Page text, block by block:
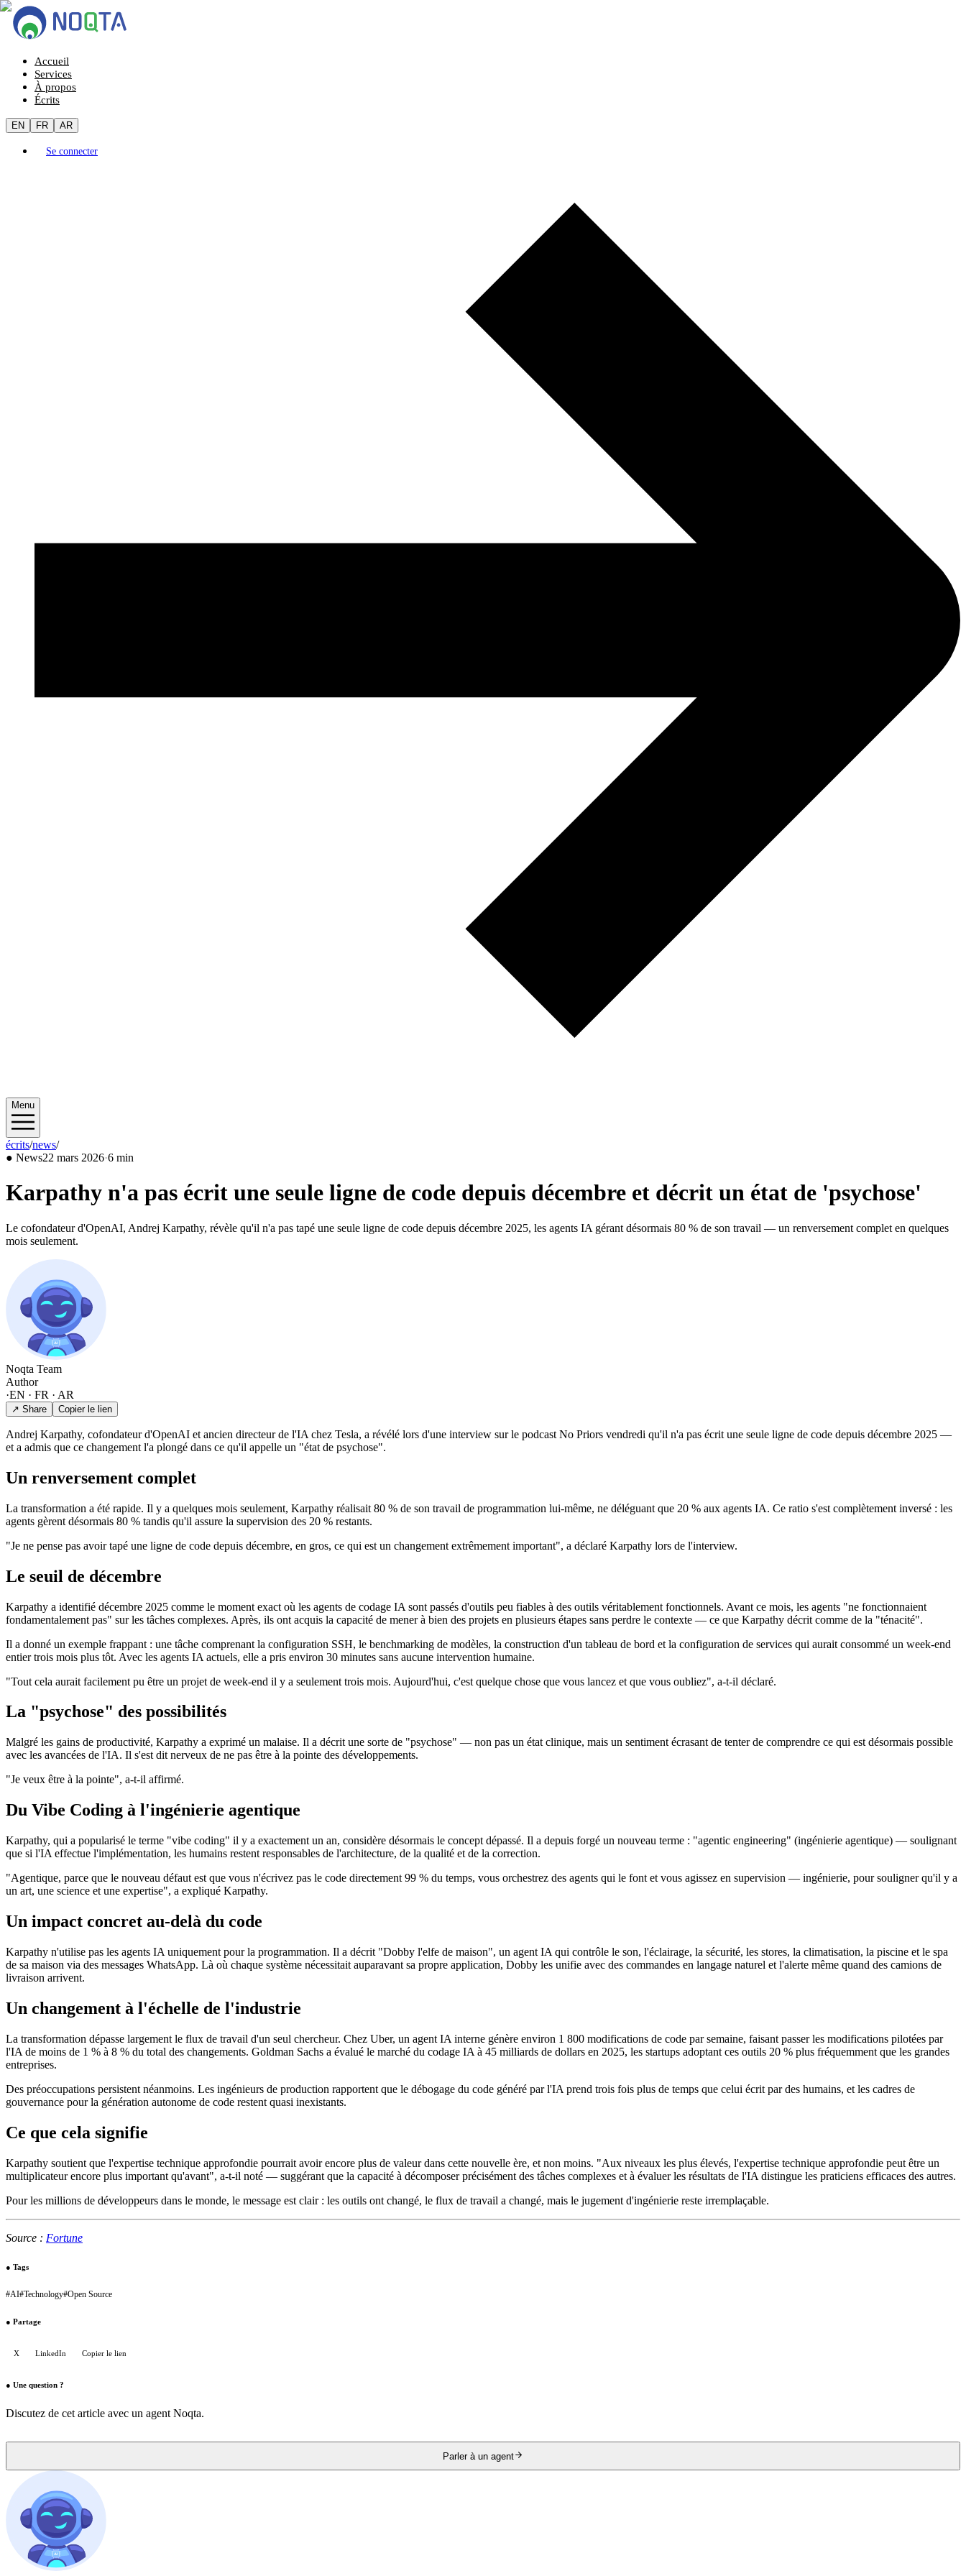
Accueil
Services
À propos
Écrits
EN FR AR
Se connecter
Menu
écrits/news/2026/03
● News22 mars 2026·6 min
Karpathy n'a pas écrit une seule ligne de code depuis décembre et décrit un état de 'psychose'
Le cofondateur d'OpenAI, Andrej Karpathy, révèle qu'il n'a pas tapé une seule ligne de code depuis décembre 2025, les agents IA gérant désormais 80 % de son travail — un renversement complet en quelques
mois seulement.
Noqta Team
Author
·EN · FR · AR
↗ Share Copier le lien
Andrej Karpathy, cofondateur d'OpenAI et ancien directeur de l'IA chez Tesla, a révélé lors d'une interview sur le podcast No Priors vendredi qu'il n'a pas écrit une seule ligne de code depuis décembre 2025 —
et a admis que ce changement l'a plongé dans ce qu'il appelle un "état de psychose".
Un renversement complet
La transformation a été rapide. Il y a quelques mois seulement, Karpathy réalisait 80 % de son travail de programmation lui-même, ne déléguant que 20 % aux agents IA. Ce ratio s'est complètement inversé : les
agents gèrent désormais 80 % tandis qu'il assure la supervision des 20 % restants.
"Je ne pense pas avoir tapé une ligne de code depuis décembre, en gros, ce qui est un changement extrêmement important", a déclaré Karpathy lors de l'interview.
Le seuil de décembre
Karpathy a identifié décembre 2025 comme le moment exact où les agents de codage IA sont passés d'outils peu fiables à des outils véritablement fonctionnels. Avant ce mois, les agents "ne fonctionnaient
fondamentalement pas" sur les tâches complexes. Après, ils ont acquis la capacité de mener à bien des projets en plusieurs étapes sans perdre le contexte — ce que Karpathy décrit comme de la "ténacité".
Il a donné un exemple frappant : une tâche comprenant la configuration SSH, le benchmarking de modèles, la construction d'un tableau de bord et la configuration de services qui aurait consommé un week-end
entier trois mois plus tôt. Avec les agents IA actuels, elle a pris environ 30 minutes sans aucune intervention humaine.
"Tout cela aurait facilement pu être un projet de week-end il y a seulement trois mois. Aujourd'hui, c'est quelque chose que vous lancez et que vous oubliez", a-t-il déclaré.
La "psychose" des possibilités
Malgré les gains de productivité, Karpathy a exprimé un malaise. Il a décrit une sorte de "psychose" — non pas un état clinique, mais un sentiment écrasant de tenter de comprendre ce qui est désormais possible
avec les avancées de l'IA. Il s'est dit nerveux de ne pas être à la pointe des développements.
"Je veux être à la pointe", a-t-il affirmé.
Du Vibe Coding à l'ingénierie agentique
Karpathy, qui a popularisé le terme "vibe coding" il y a exactement un an, considère désormais le concept dépassé. Il a depuis forgé un nouveau terme : "agentic engineering" (ingénierie agentique) — soulignant
que si l'IA effectue l'implémentation, les humains restent responsables de l'architecture, de la qualité et de la correction.
"Agentique, parce que le nouveau défaut est que vous n'écrivez pas le code directement 99 % du temps, vous orchestrez des agents qui le font et vous agissez en supervision — ingénierie, pour souligner qu'il y a
un art, une science et une expertise", a expliqué Karpathy.
Un impact concret au-delà du code
Karpathy n'utilise pas les agents IA uniquement pour la programmation. Il a décrit "Dobby l'elfe de maison", un agent IA qui contrôle le son, l'éclairage, la sécurité, les stores, la climatisation, la piscine et le spa
de sa maison via des messages WhatsApp. Là où chaque système nécessitait auparavant sa propre application, Dobby les unifie avec des commandes en langage naturel et l'alerte même quand des camions de
livraison arrivent.
Un changement à l'échelle de l'industrie
La transformation dépasse largement le flux de travail d'un seul chercheur. Chez Uber, un agent IA interne génère environ 1 800 modifications de code par semaine, faisant passer les modifications pilotées par
l'IA de moins de 1 % à 8 % du total des changements. Goldman Sachs a évalué le marché du codage IA à 45 milliards de dollars en 2025, les startups adoptant ces outils 20 % plus fréquemment que les grandes
entreprises.
Des préoccupations persistent néanmoins. Les ingénieurs de production rapportent que le débogage du code généré par l'IA prend trois fois plus de temps que celui écrit par des humains, et les cadres de
gouvernance pour la génération autonome de code restent quasi inexistants.
Ce que cela signifie
Karpathy soutient que l'expertise technique approfondie pourrait avoir encore plus de valeur dans cette nouvelle ère, et non moins. "Aux niveaux les plus élevés, l'expertise technique approfondie peut être un
multiplicateur encore plus important qu'avant", a-t-il noté — suggérant que la capacité à décomposer précisément des tâches complexes et à évaluer les résultats de l'IA distingue les praticiens efficaces des autres.
Pour les millions de développeurs dans le monde, le message est clair : les outils ont changé, le flux de travail a changé, mais le jugement d'ingénierie reste irremplaçable.
Source : Fortune
● Tags
#AI#Technology#Open Source
● Partage
X LinkedIn Copier le lien
● Une question ?
Discutez de cet article avec un agent Noqta.
Parler à un agent